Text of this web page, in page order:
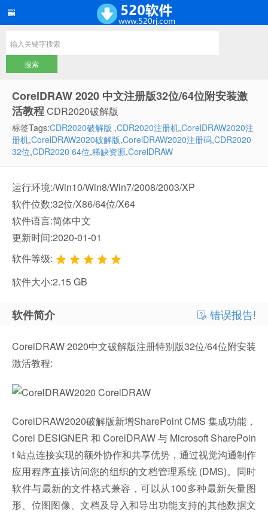
CorelDRAW 2020 中文注册版32位/64位附安装激
活教程CDR2020破解版
标签Tags:CDR2020破解版 ,CDR2020注册机,CorelDRAW2020注
册机,CorelDRAW2020破解版,CorelDRAW2020注册码,CDR2020
32位,CDR2020 64位,稀缺资源,CorelDRAW
运行环境:/Win10/Win8/Win7/2008/2003/XP
软件位数:32位/X86/64位/X64
软件语言:简体中文
更新时间:2020-01-01
软件等级:
软件大小:2.15 GB
软件简介 错误报告!
CorelDRAW 2020中文破解版注册特别版32位/64位附安装
激活教程:
CorelDRAW2020破解版新增SharePoint CMS 集成功能，
Corel DESIGNER 和 CorelDRAW 与 Microsoft SharePoin
t 站点连接实现的额外协作和共享优势，通过视觉沟通制作
应用程序直接访问您的组织的文档管理系统 (DMS)。同时
软件与最新的文件格式兼容，可以从100多种最新矢量图
形、位图图像、文档及导入和导出功能支持的其他数据文